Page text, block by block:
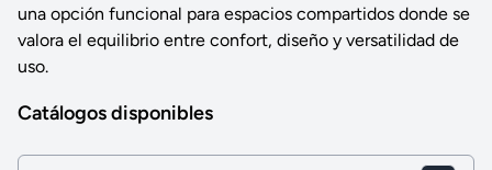
una opción funcional para espacios compartidos donde se
valora el equilibrio entre confort, diseño y versatilidad de
uso.
Catálogos disponibles